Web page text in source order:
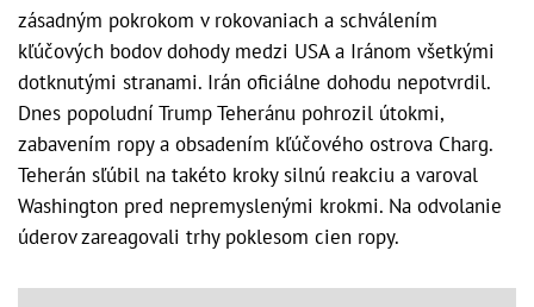
zásadným pokrokom v rokovaniach a schválením
kľúčových bodov dohody medzi USA a Iránom všetkými
dotknutými stranami. Irán oficiálne dohodu nepotvrdil.
Dnes popoludní Trump Teheránu pohrozil útokmi,
zabavením ropy a obsadením kľúčového ostrova Charg.
Teherán sľúbil na takéto kroky silnú reakciu a varoval
Washington pred nepremyslenými krokmi. Na odvolanie
úderov zareagovali trhy poklesom cien ropy.